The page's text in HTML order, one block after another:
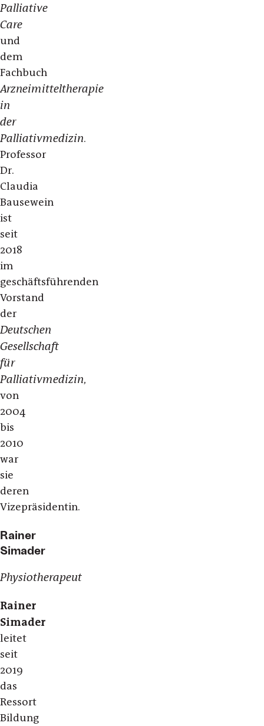
Palliative
Care
und
dem
Fachbuch
Arzneimitteltherapie
in
der
Palliativmedizin.
Professor
Dr.
Claudia
Bausewein
ist
seit
2018
im
geschäftsführenden
Vorstand
der
Deutschen
Gesellschaft
für
Palliativmedizin,
von
2004
bis
2010
war
sie
deren
Vizepräsidentin.
Rainer
Simader
Physiotherapeut
Rainer
Simader
leitet
seit
2019
das
Ressort
Bildung